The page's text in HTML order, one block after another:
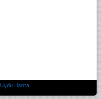
Uydu Harita